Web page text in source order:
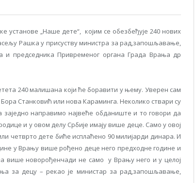
установе „Наше дете“, којим се обезбеђује 240 нових
Рашка у присуству министра за рад,запошљавање,
и председника Привременог органа Града Врања др
240 малишана који ће боравити у њему. Уверен сам
Станковић или нова Караминга. Неколико ствари су
направимо највеће обданиште и то говори да
и у овом делу Србије имају више деце. Само у овој
четврто дете биће исплаћено 90 милијарди динара. И
у Врању више рођено деце него предходне године и
више новорођенчади не само у Врању него и у целој
за децу – рекао је министар за рад,запошљавање,